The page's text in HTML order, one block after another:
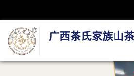
广西茶氏家族山